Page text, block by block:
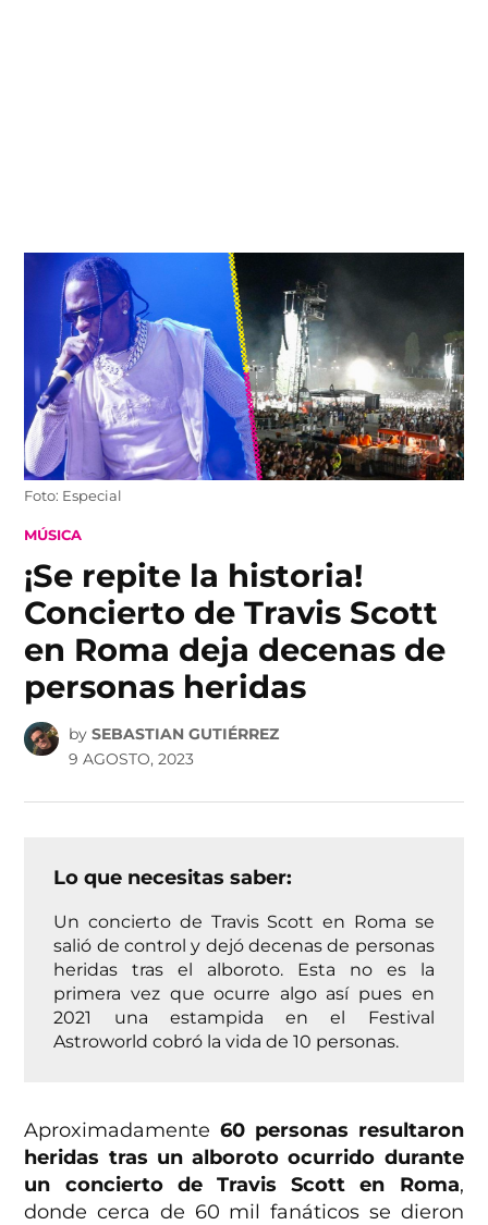
content
Foto: Especial
POSTED
MÚSICA
¡Se repite la historia!
Concierto de Travis Scott
en Roma deja decenas de
personas heridas
by SEBASTIAN GUTIÉRREZ
9 AGOSTO, 2023
Lo que necesitas saber:
Un concierto de Travis Scott en Roma se
salió de control y dejó decenas de personas
heridas tras el alboroto. Esta no es la
primera vez que ocurre algo así pues en
2021 una estampida en el Festival
Astroworld cobró la vida de 10 personas.
Aproximadamente60 personas resultaron
heridas tras un alboroto ocurrido durante
un concierto de Travis Scott en Roma,
donde cerca de 60 mil fanáticos se dieron